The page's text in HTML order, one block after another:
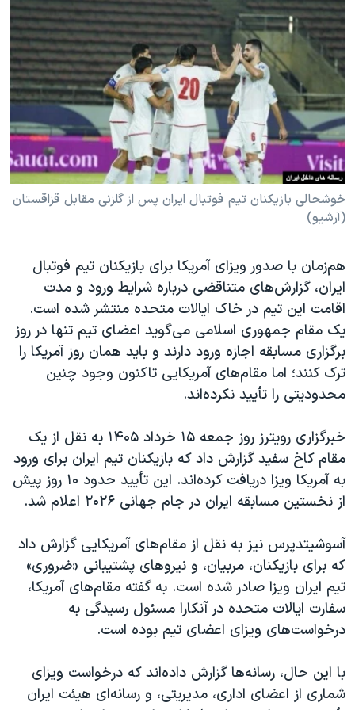
فرهنگ و زندگی
حقوق شهروندی
اقتصادی
علم و فناوری
اسرائیل در جنگ
گالری عکس
آرشیو پخش زنده
مستندها
انتخابات ریاست جمهوری آمریکا ۲۰۲۴
حمله جمهوری اسلامی به اسرائیل
رمز مهسا
ورزش زنان در ایران
اعتراضات زن، زندگی، آزادی
مجموعه مستندهای دادخواهی
تریبونال مردمی آبان ۹۸
چهل سال گروگان‌گیری
قانون شفافیت دارائی کادر رهبری ایران
اعتراضات مردمی آبان ۹۸
اسرائیل در جنگ
نرگس محمدی برنده جایزه نوبل صلح
صفحه‌های ویژه
سفر پرزیدنت ترامپ به چین
دنبال کنید
زبانهای مختلف
خوشحالی بازیکنان تیم فوتبال ایران پس از گلزنی مقابل قزاقستان
(آرشیو)
هم‌زمان با صدور ویزای آمریکا برای بازیکنان تیم فوتبال
ایران، گزارش‌های متناقضی درباره شرایط ورود و مدت
اقامت این تیم در خاک ایالات متحده منتشر شده است.
یک مقام جمهوری اسلامی می‌گوید اعضای تیم تنها در روز
برگزاری مسابقه اجازه ورود دارند و باید همان روز آمریکا را
ترک کنند؛ اما مقام‌های آمریکایی تاکنون وجود چنین
محدودیتی را تأیید نکرده‌اند.
خبرگزاری رویترز روز جمعه ۱۵ خرداد ۱۴۰۵ به نقل از یک
مقام کاخ سفید گزارش داد که بازیکنان تیم ایران برای ورود
به آمریکا ویزا دریافت کرده‌اند. این تأیید حدود ۱۰ روز پیش
از نخستین مسابقه ایران در جام جهانی ۲۰۲۶ اعلام شد.
آسوشیتدپرس نیز به نقل از مقام‌های آمریکایی گزارش داد
که برای بازیکنان، مربیان، و نیروهای پشتیبانی «ضروری»
تیم ایران ویزا صادر شده است. به گفته مقام‌های آمریکا،
سفارت ایالات متحده در آنکارا مسئول رسیدگی به
درخواست‌های ویزای اعضای تیم بوده است.
با این حال، رسانه‌ها گزارش داده‌اند که درخواست ویزای
شماری از اعضای اداری، مدیریتی، و رسانه‌ای هیئت ایران